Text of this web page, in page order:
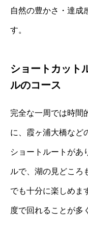
自然の豊かさ・達成
す。
ショートカット
ルのコース
完全な一周では時間
に、霞ヶ浦大橋など
ショートルートがあ
ルで、湖の見どころ
でも十分に楽しめま
度で回れることが多